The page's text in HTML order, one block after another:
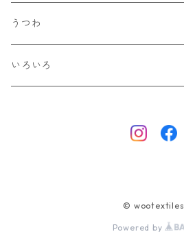
うつわ
いろいろ
© wootextiles
Powered by